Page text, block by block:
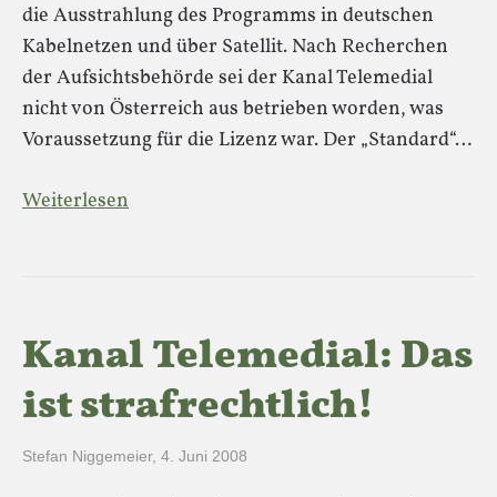
die Ausstrahlung des Programms in deutschen
Kabelnetzen und über Satellit. Nach Recherchen
der Aufsichtsbehörde sei der Kanal Telemedial
nicht von Österreich aus betrieben worden, was
Voraussetzung für die Lizenz war. Der „Standard“…
Weiterlesen
Kanal Telemedial: Das
ist strafrechtlich!
Stefan Niggemeier, 4. Juni 2008